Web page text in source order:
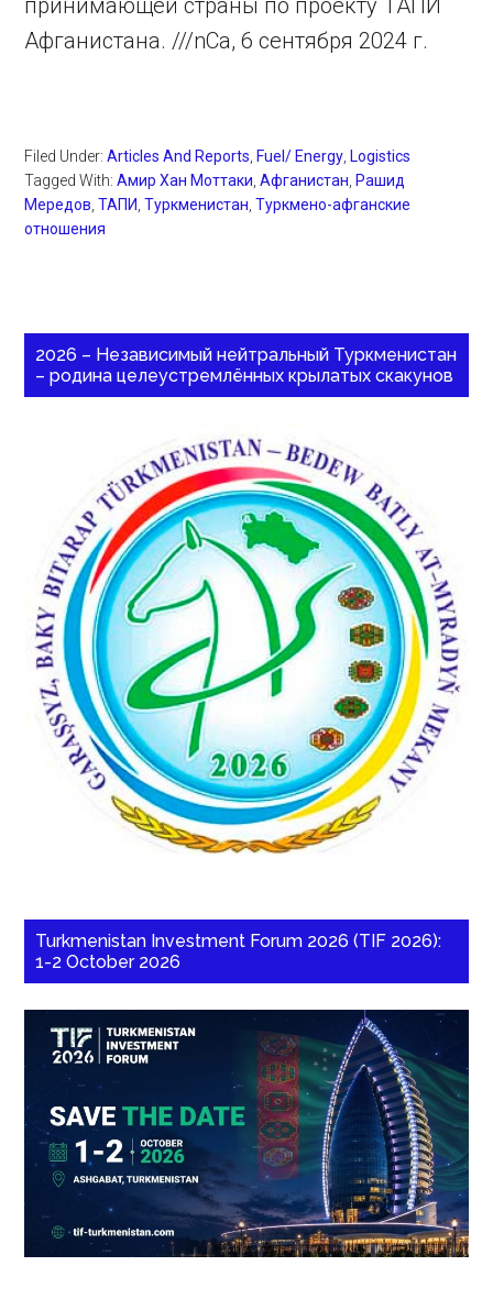
Афганистана. ///nCa, 6 сентября 2024 г.
Filed Under:Articles And Reports Fuel/ Energy Logistics
Tagged With:Амир Хан Моттаки ,Афганистан Рашид
Мередов ,ТАПИ ,Туркменистан ,Туркмено-афганские
отношения
2026 – Независимый нейтральный Туркменистан
– родина целеустремлённых крылатых скакунов
Turkmenistan Investment Forum 2026 (TIF 2026):
1-2 October 2026